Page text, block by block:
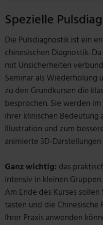
Spezielle
Die Pulsdiagnostik ist ein
chinesischen Diagnostik.
mit Unsicherheiten
Seminar als Wiederholung
zu den Grundkursen die
besprochen. Sie werden
ihrer klinischen Bedeutung
Illustration und zum
animierte 3D-
Ganz wichtig: das
intensiv in kleinen
Am Ende des Kurses
tasten und die
Ihrer Praxis anwenden